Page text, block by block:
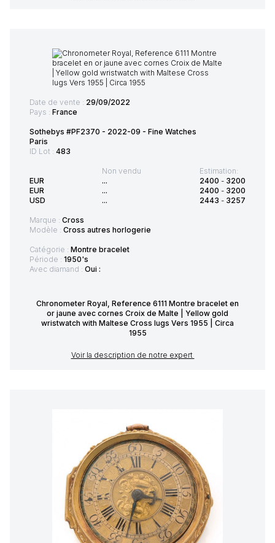
Date de vente : 29/09/2022
Pays : France
Sothebys #PF2370 - 2022-09 - Fine Watches
Paris
ID Lot : 483
EUR
EUR
USD
Non vendu
...
...
...
Estimation:
2400 - 3200
2400 - 3200
2443 - 3257
Marque : Cross
Modèle : Cross autres horlogerie
Catégorie : Montre bracelet
Période : 1950's
Avec diamand : Oui :
Chronometer Royal, Reference 6111 Montre bracelet en
or jaune avec cornes Croix de Malte | Yellow gold
wristwatch with Maltese Cross lugs Vers 1955 | Circa
1955
Voir la description de notre expert